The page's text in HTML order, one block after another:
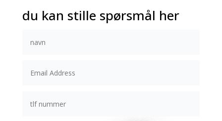
du kan stille spørsmål her